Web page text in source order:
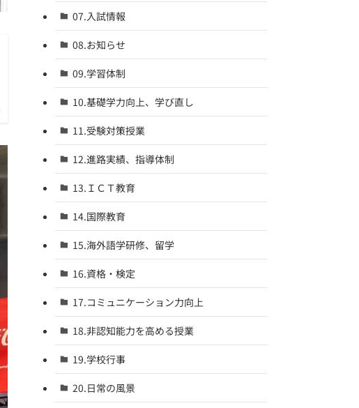
07.入試情報
08.お知らせ
09.学習体制
10.基礎学力向上、学び直し
11.受験対策授業
12.進路実績、指導体制
13.ＩＣＴ教育
14.国際教育
15.海外語学研修、留学
16.資格・検定
17.コミュニケーション力向上
18.非認知能力を高める授業
19.学校行事
20.日常の風景